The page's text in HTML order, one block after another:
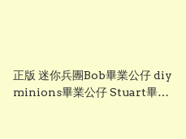
正版 迷你兵團Bob畢業公仔 diy
minions畢業公仔 Stuart畢業